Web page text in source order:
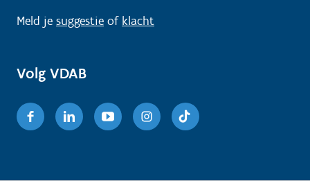
Meld je suggestie of klacht
Volg VDAB
FacebookLinkedinYoutubeInstagram